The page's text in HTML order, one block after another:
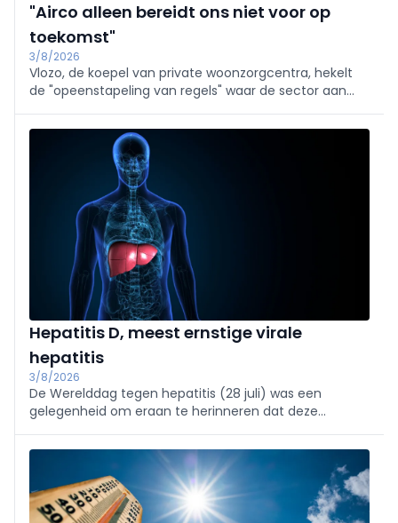
"Airco alleen bereidt ons niet voor op
toekomst"
3/8/2026
Vlozo, de koepel van private woonzorgcentra, hekelt
de "opeenstapeling van regels" waar de sector aan
de Franstalige tegenhanger Femarbel voor een
modernisering van de erkennings- en
investeringskaders.
Hepatitis D, meest ernstige virale
hepatitis
3/8/2026
De Werelddag tegen hepatitis (28 juli) was een
gelegenheid om eraan te herinneren dat deze
oorzaken is van levercirrose en leverkanker.